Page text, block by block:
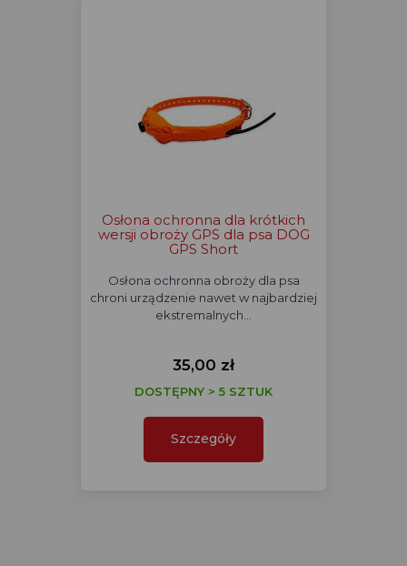
Osłona ochronna dla krótkich
wersji obroży GPS dla psa DOG
GPS Short
Osłona ochronna obroży dla psa
chroni urządzenie nawet w najbardziej
ekstremalnych…
35,00 zł
DOSTĘPNY > 5 SZTUK
Szczegóły